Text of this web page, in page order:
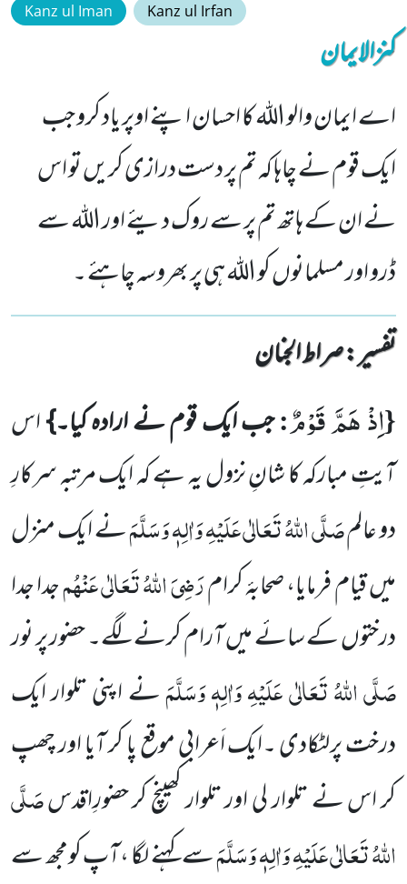
Kanz ul Iman Kanz ul Irfan
کنزالایمان
اے ایمان والو اللہ کا احسان اپنے اوپر یاد کرو جب
ایک قوم نے چاہا کہ تم پر دست درازی کریں تو اس
نے ان کے ہاتھ تم پر سے روک دیئے اور اللہ سے
ڈرو اور مسلمانوں کو اللہ ہی پر بھروسہ چاہئے ۔
تفسیر : ‎صراط الجنان
{اِذْ هَمَّ قَوْمٌ:جب ایک قوم نے ارادہ کیا۔}اس
آیتِ مبارکہ کا شانِ نزول یہ ہے کہ ایک مرتبہ سرکارِ
دو عالمصَلَّی اللہُ تَعَالٰی عَلَیْہِ وَاٰلِہٖ وَسَلَّمَنے ایک منزل
میں قیام فرمایا، صحابۂ کرامرَضِیَ اللہُ تَعَالٰی عَنْہُمجدا جدا
درختوں کے سائے میں آرام کرنےلگے۔ حضور پر نور
صَلَّی اللہُ تَعَالٰی عَلَیْہِ وَاٰلِہٖ وَسَلَّمَنے اپنی تلوار ایک
درخت پرلٹکادی ۔ایک اَعرابی موقع پا کر آیا اور چھپ
کراس نے تلوار لی اور تلوار کھینچ کر حضورِاقدسصَلَّی
اللہُ تَعَالٰی عَلَیْہِ وَاٰلِہٖ وَسَلَّمَسے کہنے لگا ،آپ کومجھ سے